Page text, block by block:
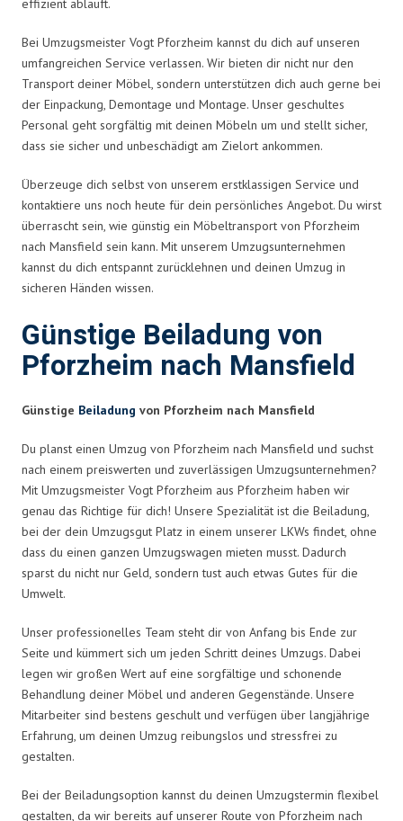
effizient abläuft.
Bei Umzugsmeister Vogt Pforzheim kannst du dich auf unseren
umfangreichen Service verlassen. Wir bieten dir nicht nur den
Transport deiner Möbel, sondern unterstützen dich auch gerne bei
der Einpackung, Demontage und Montage. Unser geschultes
Personal geht sorgfältig mit deinen Möbeln um und stellt sicher,
dass sie sicher und unbeschädigt am Zielort ankommen.
Überzeuge dich selbst von unserem erstklassigen Service und
kontaktiere uns noch heute für dein persönliches Angebot. Du wirst
überrascht sein, wie günstig ein Möbeltransport von Pforzheim
nach Mansfield sein kann. Mit unserem Umzugsunternehmen
kannst du dich entspannt zurücklehnen und deinen Umzug in
sicheren Händen wissen.
Günstige Beiladung von
Pforzheim nach Mansfield
Günstige Beiladung von Pforzheim nach Mansfield
Du planst einen Umzug von Pforzheim nach Mansfield und suchst
nach einem preiswerten und zuverlässigen Umzugsunternehmen?
Mit Umzugsmeister Vogt Pforzheim aus Pforzheim haben wir
genau das Richtige für dich! Unsere Spezialität ist die Beiladung,
bei der dein Umzugsgut Platz in einem unserer LKWs findet, ohne
dass du einen ganzen Umzugswagen mieten musst. Dadurch
sparst du nicht nur Geld, sondern tust auch etwas Gutes für die
Umwelt.
Unser professionelles Team steht dir von Anfang bis Ende zur
Seite und kümmert sich um jeden Schritt deines Umzugs. Dabei
legen wir großen Wert auf eine sorgfältige und schonende
Behandlung deiner Möbel und anderen Gegenstände. Unsere
Mitarbeiter sind bestens geschult und verfügen über langjährige
Erfahrung, um deinen Umzug reibungslos und stressfrei zu
gestalten.
Bei der Beiladungsoption kannst du deinen Umzugstermin flexibel
gestalten, da wir bereits auf unserer Route von Pforzheim nach